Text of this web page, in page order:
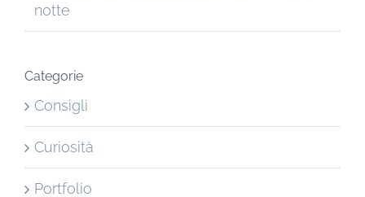
notte
Categorie
Consigli
Curiosità
Portfolio